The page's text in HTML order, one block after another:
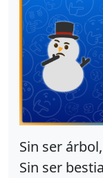
Sin ser
Sin ser